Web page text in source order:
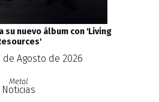
nuevo álbum con 'Living
de Agosto de 2026
Metal
Noticias